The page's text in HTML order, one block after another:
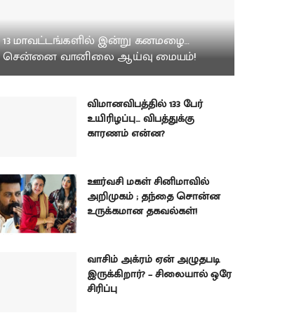
13 மாவட்டங்களில் இன்று கனமழை…
சென்னை வானிலை ஆய்வு மையம்!
விமானவிபத்தில் 133 பேர்
உயிரிழப்பு… விபத்துக்கு
காரணம் என்ன?
ஊர்வசி மகள் சினிமாவில்
அறிமுகம் ; தந்தை சொன்ன
உருக்கமான தகவல்கள்!
வாசிம் அக்ரம் ஏன் அழுதபடி
இருக்கிறார்? – சிலையால் ஒரே
சிரிப்பு